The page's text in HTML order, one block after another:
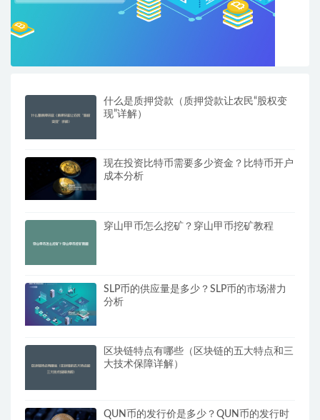
什么是质押贷款（质押贷款让农民“股权变
现”详解）
现在投资比特币需要多少资金？比特币开户
成本分析
穿山甲币怎么挖矿？穿山甲币挖矿教程
SLP币的供应量是多少？SLP币的市场潜力
分析
区块链特点有哪些（区块链的五大特点和三
大技术保障详解）
QUN币的发行价是多少？QUN币的发行时